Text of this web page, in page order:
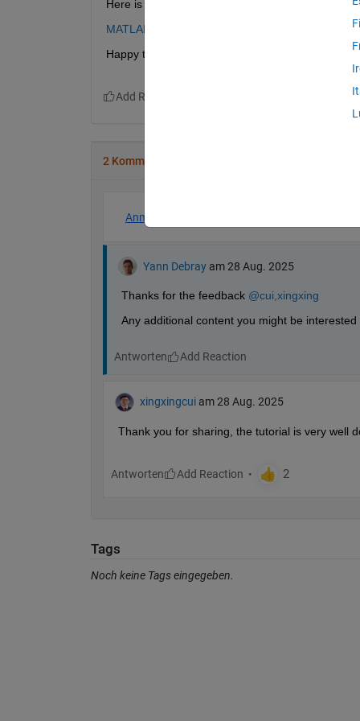
Here is a recording of my experiment:
MATLAB vs TensorFlow vs PyTorch
Happy to engage in the debate. What do you
2 Kommentare
Anmelden, um teilzunehmen
Yann Debray am 28 Aug. 2025
Thanks for the feedback @cui,xingxing
Any additional content you might be
Antworten
xingxingcui am 28 Aug. 2025
Thank you for sharing, the tutorial is very well
Antworten
Tags
Noch keine Tags eingegeben.